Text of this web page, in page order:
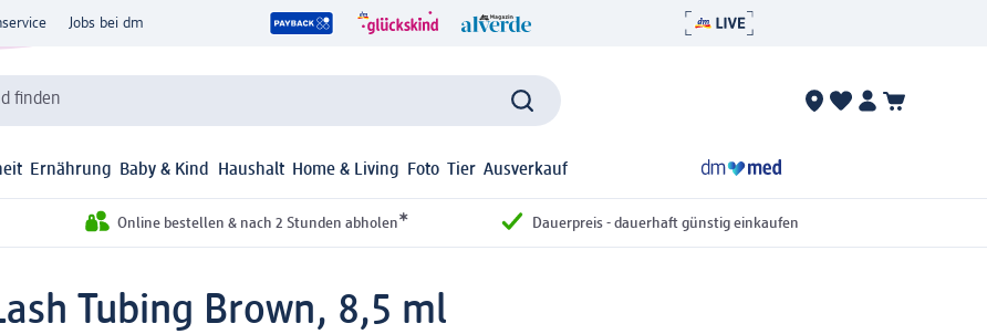
Jobs bei dm
finden
Ernährung Baby & Kind Haushalt Home & Living Foto Tier Ausverkauf
Online bestellen & nach 2 Stunden abholen* Dauerpreis - dauerhaft günstig einkaufen
Tubing Brown, 8,5 ml